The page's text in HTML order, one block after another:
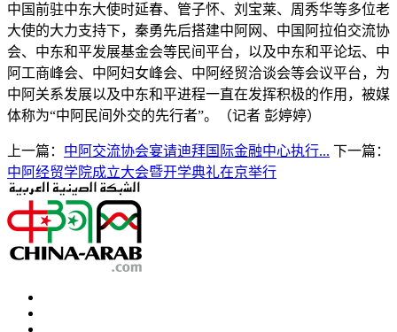
中国前驻中东大使时延春、管子怀、刘宝莱、周秀华等多位老
大使的大力支持下，秦勇先后搭建中阿网、中国阿拉伯交流协
会、中东和平发展基金会等民间平台，以及中东和平论坛、中
阿工商峰会、中阿妇女峰会、中阿经贸洽谈会等会议平台，为
中阿关系发展以及中东和平进程一直在发挥积极的作用，被媒
体称为“中阿民间外交的先行者”。（记者 彭婷婷）
上一篇： 中阿交流协会宴请迪拜国际金融中心执行... 下一篇：
中阿经贸学院成立大会暨开学典礼在京举行